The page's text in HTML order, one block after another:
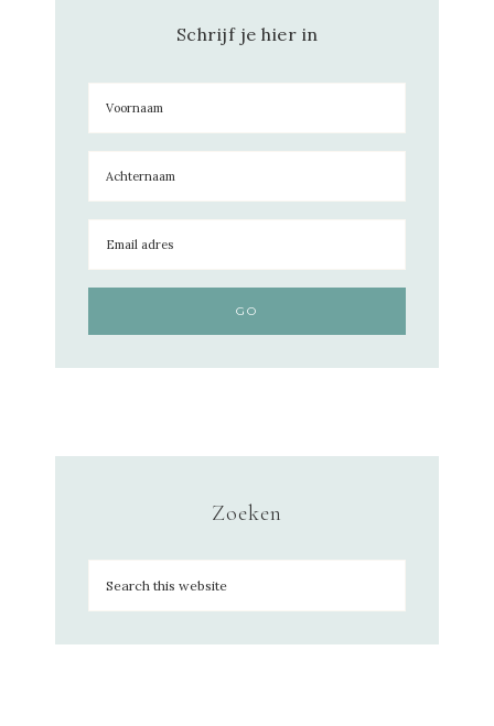
Schrijf je hier in
Zoeken